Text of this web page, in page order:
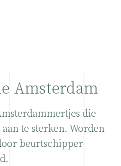
Amsterdam
die
te sterken. Worden
beurtschipper